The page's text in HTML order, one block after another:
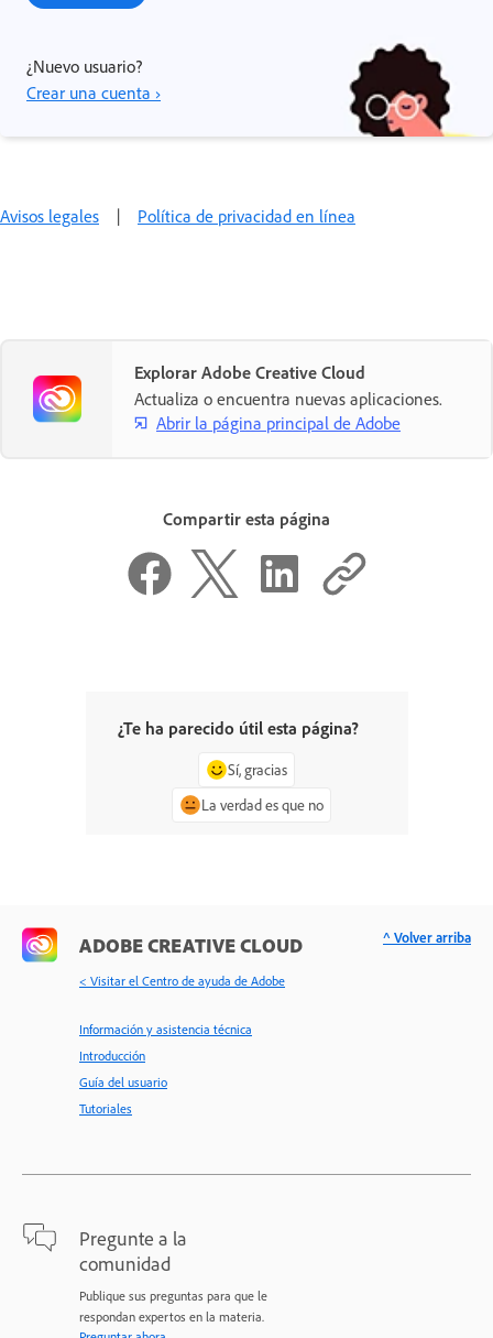
¿Nuevo usuario?
Crear una cuenta ›
Avisos legales | Política de privacidad en línea
Explorar Adobe Creative Cloud
Actualiza o encuentra nuevas aplicaciones.
Abrir la página principal de Adobe
Compartir esta página
¿Te ha parecido útil esta página?
Sí, gracias
La verdad es que no
ADOBE CREATIVE CLOUD
< Visitar el Centro de ayuda de Adobe
Información y asistencia técnica
Introducción
Guía del usuario
Tutoriales
Pregunte a la
comunidad
Publique sus preguntas para que le
respondan expertos en la materia.
^ Volver arriba